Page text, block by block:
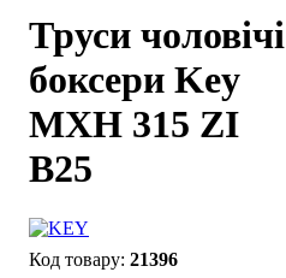
Труси чоловічі
боксери Key
MXH 315 ZI
B25
21396